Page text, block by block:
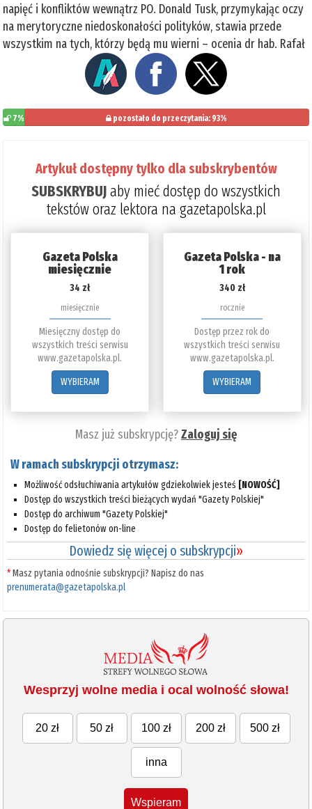
napięć i konfliktów wewnątrz PO. Donald Tusk, przymykając oczy
na merytoryczne niedoskonałości polityków, stawia przede
wszystkim na tych, którzy będą mu wierni – ocenia dr hab. Rafał
7% pozostało do przeczytania: 93%
Artykuł dostępny tylko dla subskrybentów
SUBSKRYBUJaby mieć dostęp do wszystkich
tekstów oraz lektora na gazetapolska.pl
Gazeta Polska
miesięcznie
34 zł
miesięcznie
Miesięczny dostęp do
wszystkich treści serwisu
www.gazetapolska.pl.
WYBIERAM
Gazeta Polska - na
1 rok
340 zł
rocznie
Dostęp przez rok do
wszystkich treści serwisu
www.gazetapolska.pl.
WYBIERAM
Masz już subskrypcję?Zaloguj się
W ramach subskrypcji otrzymasz:
Możliwość odsłuchiwania artykułów gdziekolwiek jesteś [NOWOŚĆ]
Dostęp do wszystkich treści bieżących wydań "Gazety Polskiej"
Dostęp do archiwum "Gazety Polskiej"
Dostęp do felietonów on-line
Dowiedz się więcej o subskrypcji»
*Masz pytania odnośnie subskrypcji? Napisz do nas
prenumerata@gazetapolska.pl
Wesprzyj wolne media i ocal wolność słowa!
20 zł 50 zł 100 zł 200 zł 500 zł
inna
Wspieram